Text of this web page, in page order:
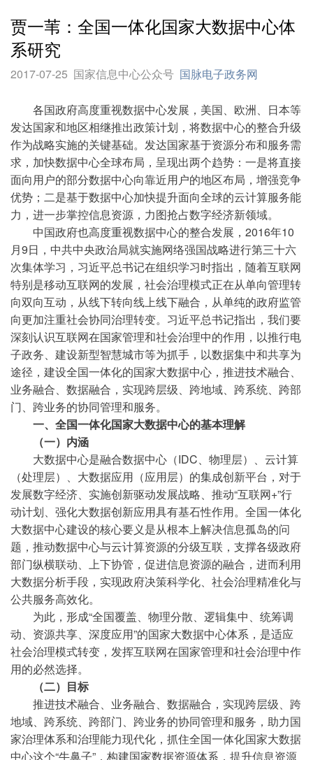
贾一苇：全国一体化国家大数据中心体
系研究
2017-07-25 国家信息中心公众号 国脉电子政务网
各国政府高度重视数据中心发展，美国、欧洲、日本等
发达国家和地区相继推出政策计划，将数据中心的整合升级
作为战略实施的关键基础。发达国家基于资源分布和服务需
求，加快数据中心全球布局，呈现出两个趋势：一是将直接
面向用户的部分数据中心向靠近用户的地区布局，增强竞争
优势；二是基于数据中心加快提升面向全球的云计算服务能
力，进一步掌控信息资源，力图抢占数字经济新领域。
中国政府也高度重视数据中心的整合发展，2016年10
月9日，中共中央政治局就实施网络强国战略进行第三十六
次集体学习，习近平总书记在组织学习时指出，随着互联网
特别是移动互联网的发展，社会治理模式正在从单向管理转
向双向互动，从线下转向线上线下融合，从单纯的政府监管
向更加注重社会协同治理转变。习近平总书记指出，我们要
深刻认识互联网在国家管理和社会治理中的作用，以推行电
子政务、建设新型智慧城市等为抓手，以数据集中和共享为
途径，建设全国一体化的国家大数据中心，推进技术融合、
业务融合、数据融合，实现跨层级、跨地域、跨系统、跨部
门、跨业务的协同管理和服务。
一、全国一体化国家大数据中心的基本理解
（一）内涵
大数据中心是融合数据中心（IDC、物理层）、云计算
（处理层）、大数据应用（应用层）的集成创新平台，对于
发展数字经济、实施创新驱动发展战略、推动“互联网+”行
动计划、强化大数据创新应用具有基石性作用。全国一体化
大数据中心建设的核心要义是从根本上解决信息孤岛的问
题，推动数据中心与云计算资源的分级互联，支撑各级政府
部门纵横联动、上下协管，促进信息资源的融合，进而利用
大数据分析手段，实现政府决策科学化、社会治理精准化与
公共服务高效化。
为此，形成“全国覆盖、物理分散、逻辑集中、统筹调
动、资源共享、深度应用”的国家大数据中心体系，是适应
社会治理模式转变，发挥互联网在国家管理和社会治理中作
用的必然选择。
（二）目标
推进技术融合、业务融合、数据融合，实现跨层级、跨
地域、跨系统、跨部门、跨业务的协同管理和服务，助力国
家治理体系和治理能力现代化，抓住全国一体化国家大数据
中心这个“牛鼻子”，构建国家数据资源体系，提升信息资源